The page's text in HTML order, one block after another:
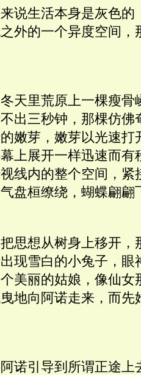
说生活本身是灰色的
外的一个异度空间，
天里荒原上一棵瘦骨
出三秒钟，那棵仿佛
嫩芽，嫩芽以光速打
上展开一样迅速而有
线内的整个空间，紧
盘桓缭绕，蝴蝶翩
思想从树身上移开，
现雪白的小兔子，
美丽的姑娘，像仙女
地向阿诺走来，而先
诺引导到所谓正途上